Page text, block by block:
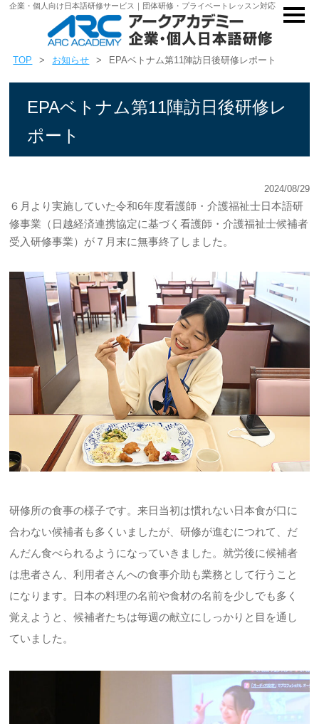
企業・個人向け日本語研修サービス｜団体研修・プライベートレッスン対応
TOP お知らせ EPAベトナム第11陣訪日後研修レポート
EPAベトナム第11陣訪日後研修レ
ポート
2024/08/29
６月より実施していた令和6年度看護師・介護福祉士日本語研
修事業（日越経済連携協定に基づく看護師・介護福祉士候補者
受入研修事業）が７月末に無事終了しました。
研修所の食事の様子です。来日当初は慣れない日本食が口に
合わない候補者も多くいましたが、研修が進むにつれて、だ
んだん食べられるようになっていきました。就労後に候補者
は患者さん、利用者さんへの食事介助も業務として行うこと
になります。日本の料理の名前や食材の名前を少しでも多く
覚えようと、候補者たちは毎週の献立にしっかりと目を通し
ていました。